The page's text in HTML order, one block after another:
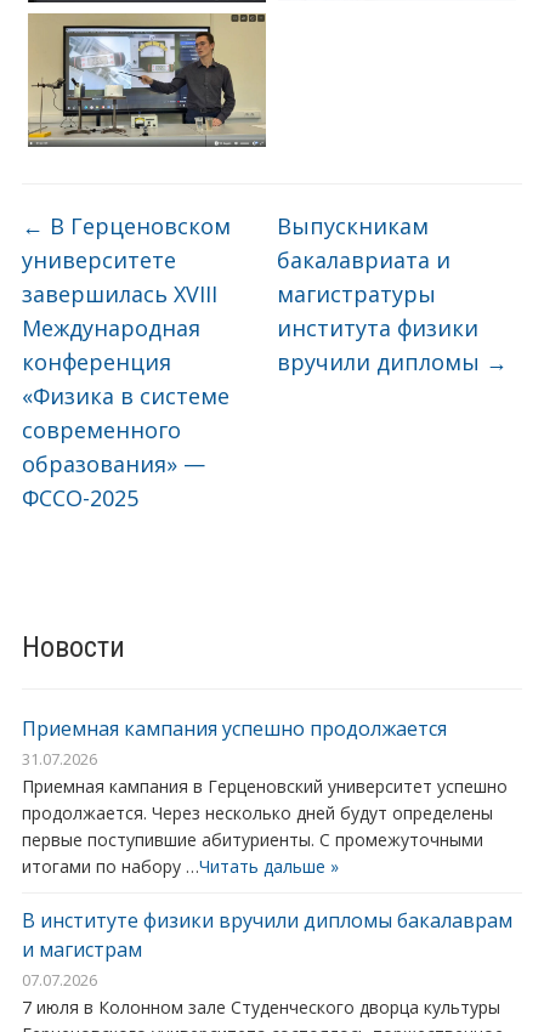
← В Герценовском
университете
завершилась XVIII
Международная
конференция
«Физика в системе
современного
образования» —
ФССО-2025
Выпускникам
бакалавриата и
магистратуры
института физики
вручили дипломы →
Новости
Приемная кампания успешно продолжается
31.07.2026
Приемная кампания в Герценовский университет успешно
продолжается. Через несколько дней будут определены
первые поступившие абитуриенты. С промежуточными
итогами по набору …Читать дальше »
В институте физики вручили дипломы бакалаврам
и магистрам
07.07.2026
7 июля в Колонном зале Студенческого дворца культуры